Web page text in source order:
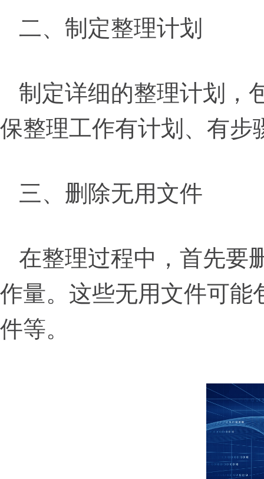
二、制定整理计划
制定详细的整理计划，
保整理工作有计划、有步
三、删除无用文件
在整理过程中，首先要
作量。这些无用文件可能
件等。